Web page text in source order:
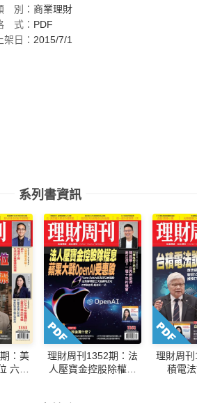
別： 商業理財
式： PDF
上架日： 2015/7/1
系列書資訊
：美
六大
理財周刊1352期：法
人壓寶金控股除權息
理財周
積電